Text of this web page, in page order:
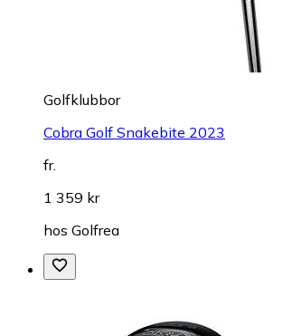
Golfklubbor
Cobra Golf Snakebite 2023
fr.
1 359 kr
hos Golfrea